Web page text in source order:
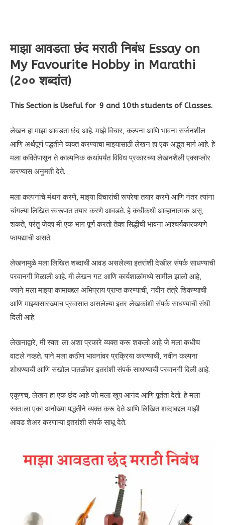
माझा आवडता छंद मराठी निबंध Essay on
My Favourite Hobby in Marathi
(2०० शब्दांत)
This Section is Useful for 9 and 10th students of Classes.
लेखन हा माझा आवडता छंद आहे. माझे विचार, कल्पना आणि भावना सर्जनशील
आणि अर्थपूर्ण पद्धतीने व्यक्त करण्याचा माझ्यासाठी लेखन हा एक अद्भुत मार्ग आहे. हे
मला कवितेपासून ते काल्पनिक कथांपर्यंत विविध प्रकारच्या लेखनशैली एक्सप्लोर
करण्यास अनुमती देते.
मला कल्पनांचे मंथन करणे, माझ्या विचारांची रूपरेषा तयार करणे आणि नंतर त्यांना
चांगल्या लिखित स्वरूपात तयार करणे आवडते. हे कधीकधी आव्हानात्मक असू
शकते, परंतु जेव्हा मी एक भाग पूर्ण करतो तेव्हा सिद्धीची भावना आश्चर्यकारकपणे
फायद्याची असते.
लेखनामुळे मला लिखित शब्दाची आवड असलेल्या इतरांशी देखील संपर्क साधण्याची
परवानगी मिळाली आहे. मी लेखन गट आणि कार्यशाळांमध्ये सामील झालो आहे,
ज्याने मला माझ्या कामाबद्दल अभिप्राय प्राप्त करण्याची, नवीन तंत्रे शिकण्याची
आणि माझ्यासारख्याच प्रवासात असलेल्या इतर लेखकांशी संपर्क साधण्याची संधी
दिली आहे.
लेखनाद्वारे, मी स्वत: ला अशा प्रकारे व्यक्त करू शकलो आहे जे मला कधीच
वाटले नव्हते. याने मला कठीण भावनांवर प्रक्रिया करण्याची, नवीन कल्पना
शोधण्याची आणि सखोल पातळीवर इतरांशी संपर्क साधण्याची परवानगी दिली आहे.
एकूणच, लेखन हा एक छंद आहे जो मला खूप आनंद आणि पूर्तता देतो. हे मला
स्वतःला एका अनोख्या पद्धतीने व्यक्त करू देते आणि लिखित शब्दाबद्दल माझी
आवड शेअर करणाऱ्या इतरांशी संपर्क साधू देते.